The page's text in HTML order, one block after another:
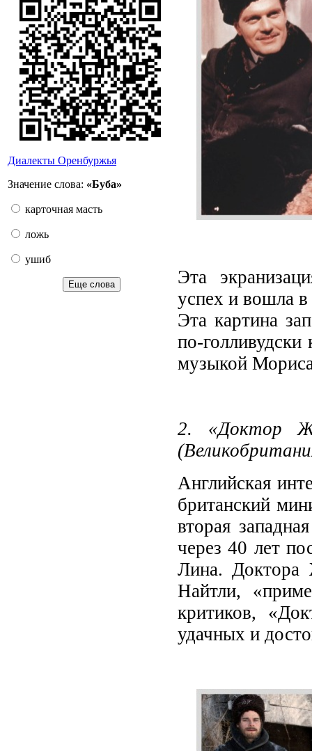
Диалекты Оренбуржья
Значение слова: «Буба»
карточная масть
ложь
ушиб
Еще слова
Эта
успех и вошла
Эта картина
по-
музыкой
2. «Доктор
Английская
британский
вторая
через 40 лет
Лина.
Найтли,
критиков,
удачных и